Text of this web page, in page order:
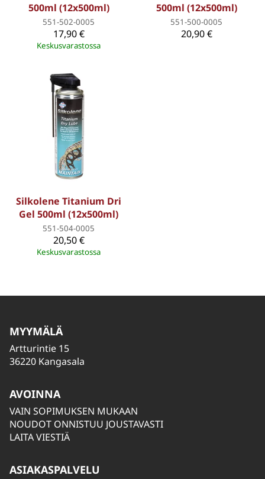
500ml (12x500ml)
551-502-0005
17,90 €
Keskusvarastossa
500ml (12x500ml)
551-500-0005
20,90 €
Silkolene Titanium Dri
Gel 500ml (12x500ml)
551-504-0005
20,50 €
Keskusvarastossa
MYYMÄLÄ
Artturintie 15
36220 Kangasala
AVOINNA
VAIN SOPIMUKSEN MUKAAN
NOUDOT ONNISTUU JOUSTAVASTI
LAITA VIESTIÄ
ASIAKASPALVELU